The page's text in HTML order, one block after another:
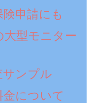
申請にも
大型モニター
サンプル
金について